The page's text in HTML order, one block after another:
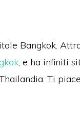
Bangkok.
, e ha infiniti
Ti